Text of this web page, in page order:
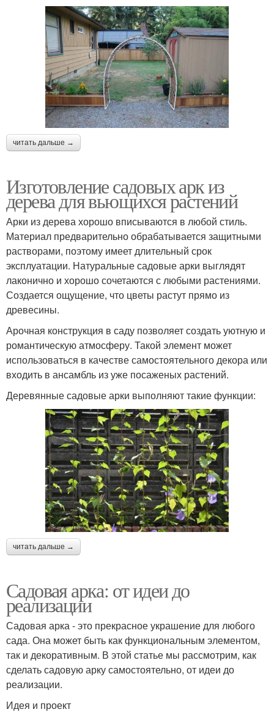
читать дальше →
Изготовление садовых арк из
дерева для вьющихся растений
Арки из дерева хорошо вписываются в любой стиль.
Материал предварительно обрабатывается защитными
растворами, поэтому имеет длительный срок
эксплуатации. Натуральные садовые арки выглядят
лаконично и хорошо сочетаются с любыми растениями.
Создается ощущение, что цветы растут прямо из
древесины.
Арочная конструкция в саду позволяет создать уютную и
романтическую атмосферу. Такой элемент может
использоваться в качестве самостоятельного декора или
входить в ансамбль из уже посаженых растений.
Деревянные садовые арки выполняют такие функции:
читать дальше →
Садовая арка: от идеи до
реализации
Садовая арка - это прекрасное украшение для любого
сада. Она может быть как функциональным элементом,
так и декоративным. В этой статье мы рассмотрим, как
сделать садовую арку самостоятельно, от идеи до
реализации.
Идея и проект